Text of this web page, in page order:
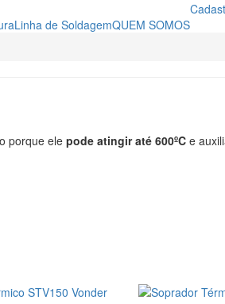
Linha de SoldagemQUEM SOMOS
porque ele pode atingir até 600ºC e